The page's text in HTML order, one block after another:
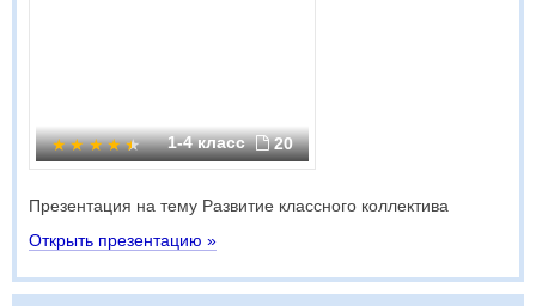
1-4 класс 20
Презентация на тему Развитие классного коллектива
Открыть презентацию »